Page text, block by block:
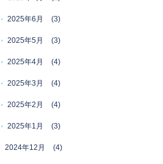
2025年6月 (3)
2025年5月 (3)
2025年4月 (4)
2025年3月 (4)
2025年2月 (4)
2025年1月 (3)
2024年12月 (4)